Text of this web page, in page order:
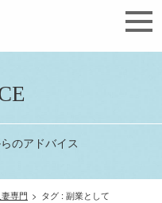
のアドバイス
専門 > タグ : 副業として